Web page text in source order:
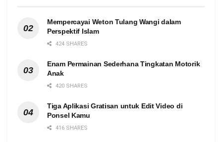
Mempercayai Weton Tulang Wangi dalam
Perspektif Islam
424 SHARES
Enam Permainan Sederhana Tingkatan Motorik
Anak
420 SHARES
Tiga Aplikasi Gratisan untuk Edit Video di
Ponsel Kamu
416 SHARES